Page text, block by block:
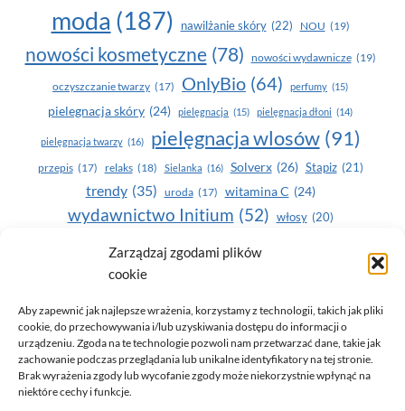
Zarządzaj zgodami plików
cookie
Aby zapewnić jak najlepsze wrażenia, korzystamy z technologii, takich jak pliki
cookie, do przechowywania i/lub uzyskiwania dostępu do informacji o
urządzeniu. Zgoda na te technologie pozwoli nam przetwarzać dane, takie jak
zachowanie podczas przeglądania lub unikalne identyfikatory na tej stronie.
Brak wyrażenia zgody lub wycofanie zgody może niekorzystnie wpłynąć na
niektóre cechy i funkcje.
moda (187) nawilżanie skóry (22) NOU (19)
nowości kosmetyczne (78) nowości wydawnicze (19)
oczyszczanie twarzy (17) OnlyBio (64) perfumy (15)
pielegnacja skóry (24) pielęgnacja (15) pielęgnacja dłoni (14)
pielęgnacja twarzy (16) pielęgnacja wlosów (91)
przepis (17) relaks (18) Sielanka (16) Solverx (26) Stapiz (21)
trendy (35) uroda (17) witamina C (24)
wydawnictwo Initium (52) włosy (20)
Yasumi(164) zdrowe zęby
zdrowie